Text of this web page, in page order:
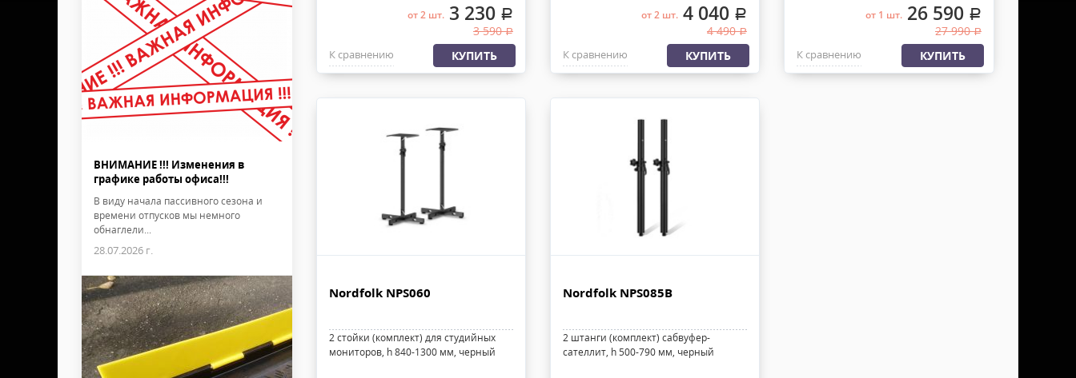
ВНИМАНИЕ !!! Изменения в
графике работы офиса!!!
В виду начала пассивного сезона и
времени отпусков мы немного
обнаглели...
28.07.2026 г.
от 2 шт.3 230 .
3 590.
К сравнению КУПИТЬ
от 2 шт. 4 040 .
4 490.
К сравнению КУПИТЬ
от 1 шт.26 590 .
27 990.
К сравнению КУПИТЬ
Nordfolk NPS060
2 стойки (комплект) для студийных
мониторов, h 840-1300 мм, черный
Nordfolk NPS085B
2 штанги (комплект) сабвуфер-
сателлит, h 500-790 мм, черный